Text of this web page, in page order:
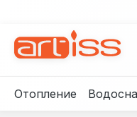
Отопление